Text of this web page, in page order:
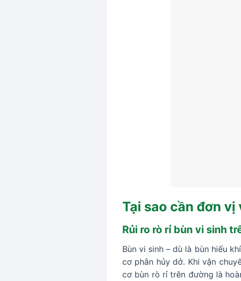
Tại sao cần đơn
Rủi ro rò rỉ bùn vi sinh
Bùn vi sinh – dù là bùn hiếu
cơ phân hủy dở. Khi vận
cơ bùn rò rỉ trên đường là